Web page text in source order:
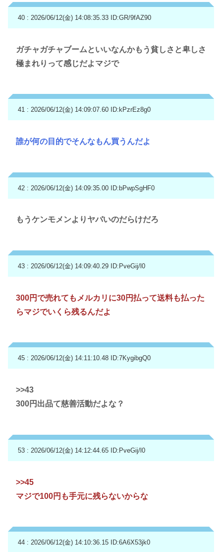
40 : 2026/06/12(金) 14:08:35.33 ID:GR/9fAZ90
ガチャガチャブームといいなんかもう貧しさと卑しさ
極まれりって感じだよマジで
41 : 2026/06/12(金) 14:09:07.60 ID:kPzrEz8g0
誰が何の目的でそんなもん買うんだよ
42 : 2026/06/12(金) 14:09:35.00 ID:bPwpSgHF0
もうケンモメンよりヤバいのだらけだろ
43 : 2026/06/12(金) 14:09:40.29 ID:PveGij/l0
300円で売れてもメルカリに30円払って送料も払った
らマジでいくら残るんだよ
45 : 2026/06/12(金) 14:11:10.48 ID:7KygibgQ0
>>43
300円出品て慈善活動だよな？
53 : 2026/06/12(金) 14:12:44.65 ID:PveGij/l0
>>45
マジで100円も手元に残らないからな
44 : 2026/06/12(金) 14:10:36.15 ID:6A6X53jk0